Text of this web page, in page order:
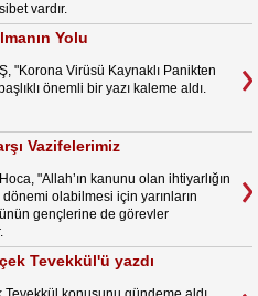
vardır.
Yolu
"Korona Virüsü Kaynaklı Panikten
önemli bir yazı kaleme aldı.
Vazifelerimiz
"Allah’ın kanunu olan ihtiyarlığın
olabilmesi için yarınların
gençlerine de görevler
Tevekkül'ü yazdı